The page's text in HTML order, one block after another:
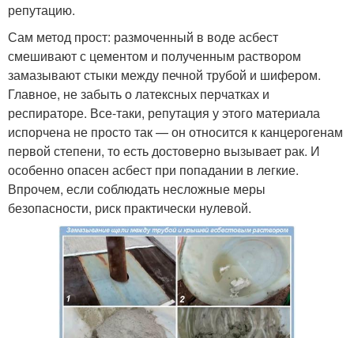
репутацию.
Сам метод прост: размоченный в воде асбест
смешивают с цементом и полученным раствором
замазывают стыки между печной трубой и шифером.
Главное, не забыть о латексных перчатках и
респираторе. Все-таки, репутация у этого материала
испорчена не просто так — он относится к канцерогенам
первой степени, то есть достоверно вызывает рак. И
особенно опасен асбест при попадании в легкие.
Впрочем, если соблюдать несложные меры
безопасности, риск практически нулевой.